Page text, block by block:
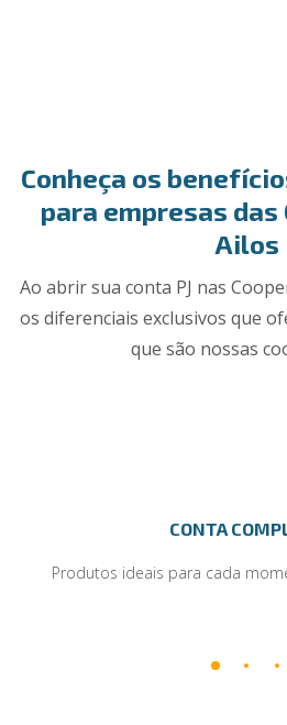
Conheça os
para empresas
Ailos
Ao abrir sua conta PJ nas
os diferenciais exclusivos que
que são nossas
CONTA
Produtos ideais para cada